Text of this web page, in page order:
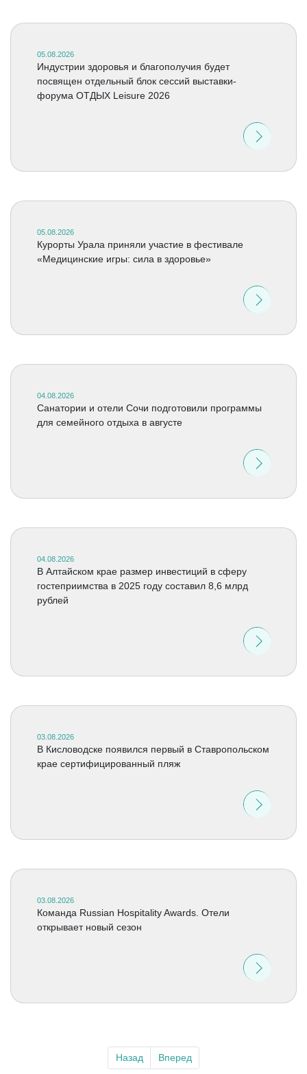
05.08.2026
Индустрии здоровья и благополучия будет
посвящен отдельный блок сессий выставки-
форума ОТДЫХ Leisure 2026
05.08.2026
Курорты Урала приняли участие в фестивале
«Медицинские игры: сила в здоровье»
04.08.2026
Санатории и отели Сочи подготовили программы
для семейного отдыха в августе
04.08.2026
В Алтайском крае размер инвестиций в сферу
гостеприимства в 2025 году составил 8,6 млрд
рублей
03.08.2026
В Кисловодске появился первый в Ставропольском
крае сертифицированный пляж
03.08.2026
Команда Russian Hospitality Awards. Отели
открывает новый сезон
Назад Вперед